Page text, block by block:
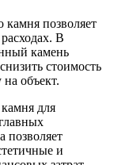
камня позволяет
В
камень
стоимость
объект.
для
позволяет
и